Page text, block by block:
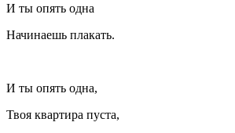
И ты опять одна
Начинаешь плакать.
И ты опять одна,
Твоя квартира пуста,